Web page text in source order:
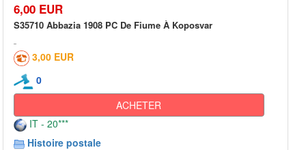
6,00 EUR
S35710 Abbazia 1908 PC De Fiume À Koposvar
3,00 EUR
0
ACHETER
IT - 20***
Histoire postale